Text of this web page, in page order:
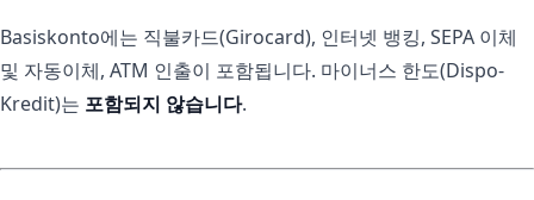
Basiskonto에는 직불카드(Girocard), 인터넷 뱅킹, SEPA 이체
및 자동이체, ATM 인출이 포함됩니다. 마이너스 한도(Dispo-
Kredit)는 포함되지 않습니다.